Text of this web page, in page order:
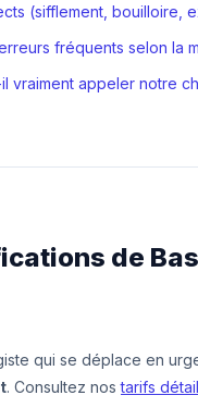
(sifflement, bouilloire,
fréquents selon la
vraiment appeler notre
de
qui se déplace en
. Consultez nostarifs